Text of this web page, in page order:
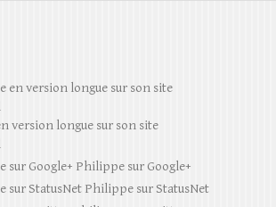
version longue sur son site
Philippe sur Google+
Philippe sur StatusNet